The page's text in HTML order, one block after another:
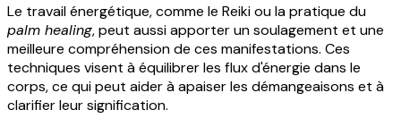
Le travail énergétique, comme le Reiki ou la pratique du
palm healing, peut aussi apporter un soulagement et une
meilleure compréhension de ces manifestations. Ces
techniques visent à équilibrer les flux d'énergie dans le
corps, ce qui peut aider à apaiser les démangeaisons et à
clarifier leur signification.